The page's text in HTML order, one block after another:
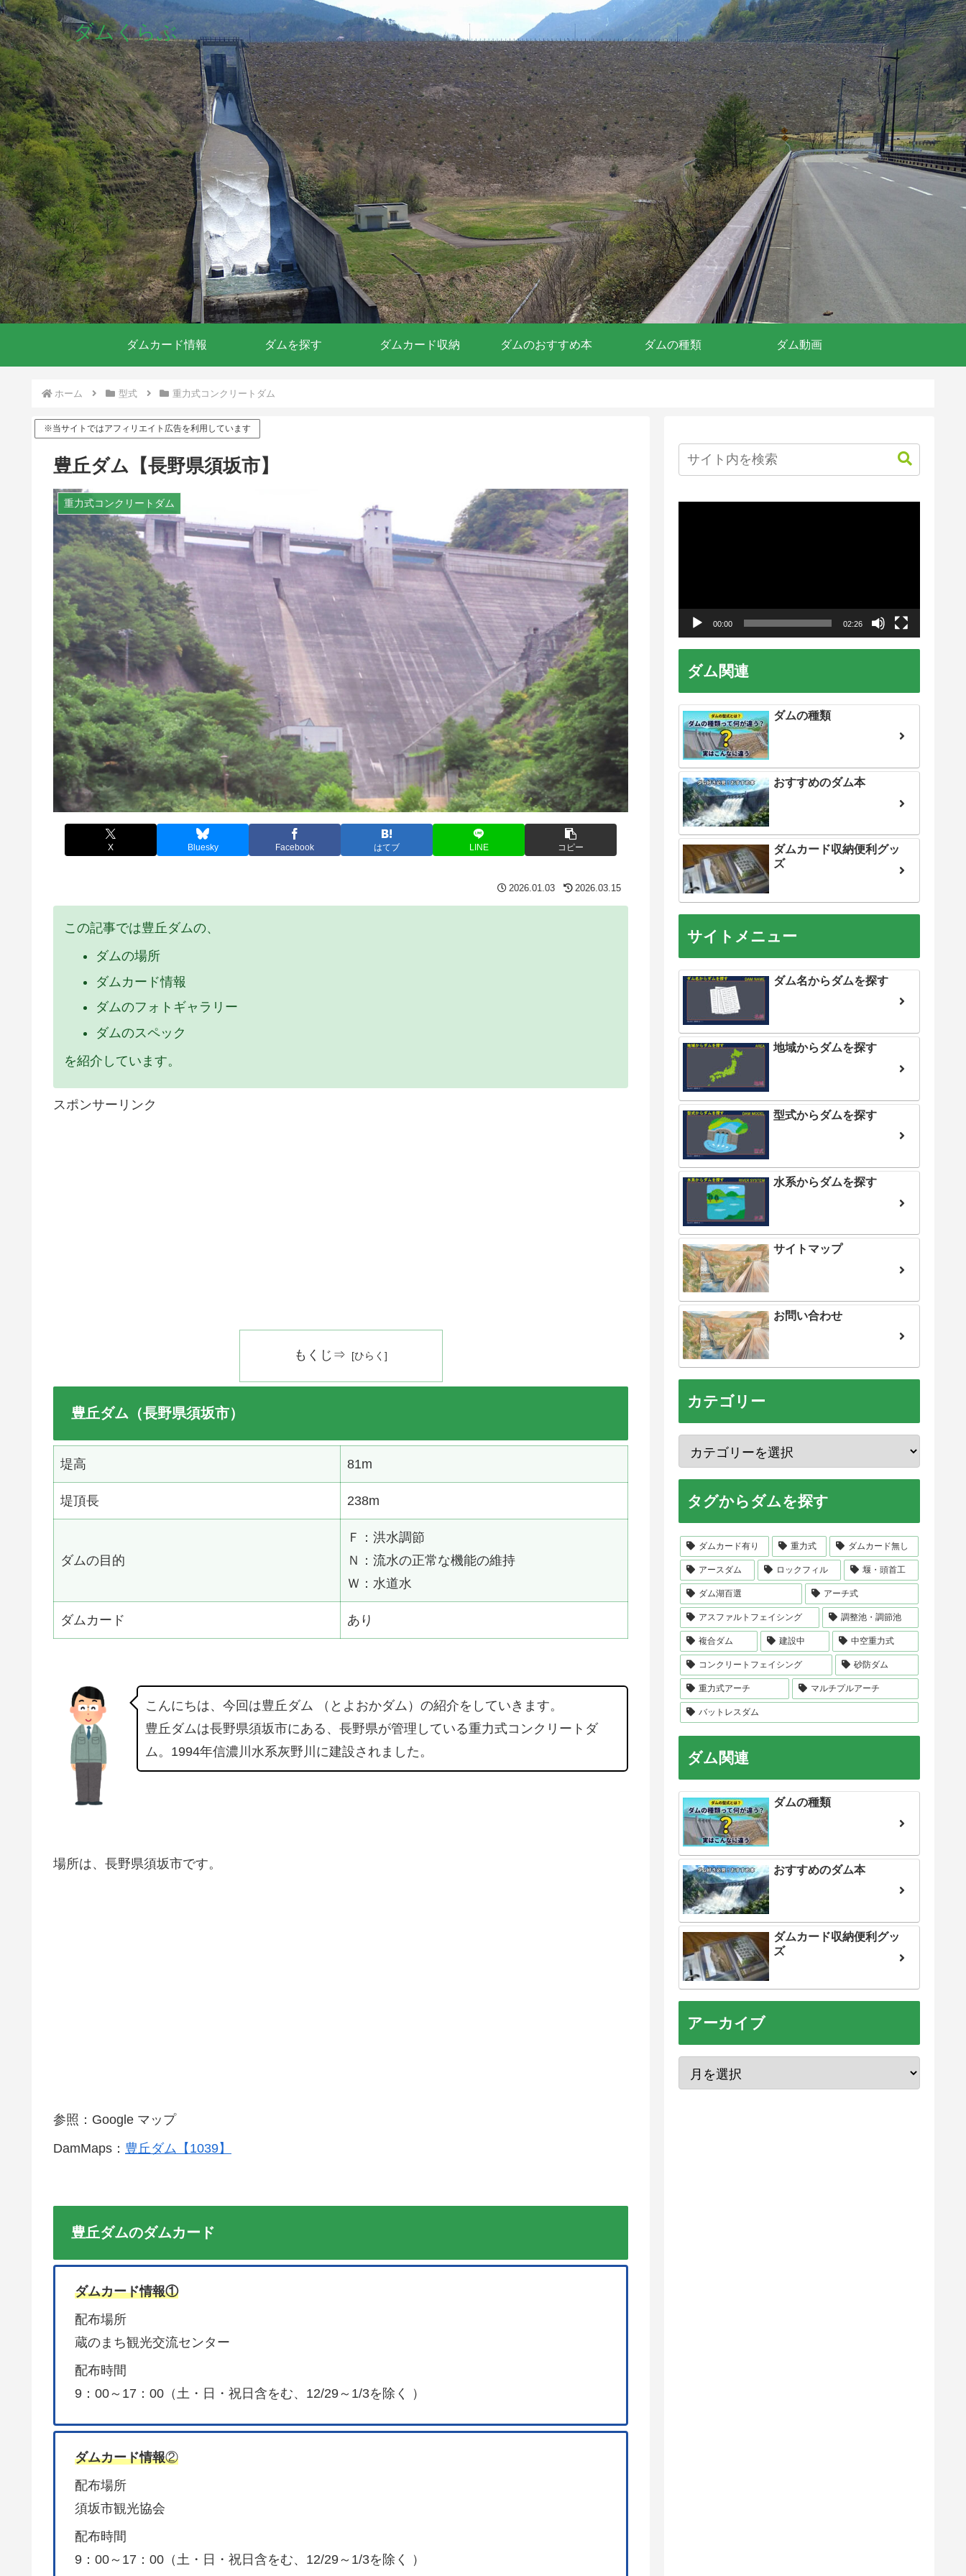
ダムくらぶ
ダムカード情報 ダムを探す ダムカード収納 ダムのおすすめ本 ダムの種類 ダム動画
ホーム 型式 重力式コンクリートダム
※当サイトではアフィリエイト広告を利用しています
豊丘ダム【長野県須坂市】
重力式コンクリートダム
X Bluesky Facebook はてブ LINE コピー
2026.01.03 2026.03.15
この記事では豊丘ダムの、
ダムの場所
ダムカード情報
ダムのフォトギャラリー
ダムのスペック
を紹介しています。
スポンサーリンク
もくじ⇒
豊丘ダム（長野県須坂市）
堤高 81m
堤頂長 238m
ダムの目的
Ｆ：洪水調節
Ｎ：流水の正常な機能の維持
Ｗ：水道水
ダムカード あり
こんにちは、今回は豊丘ダム （とよおかダム）の紹介をしていきます。
豊丘ダムは長野県須坂市にある、長野県が管理している重力式コンクリートダ
ム。1994年信濃川水系灰野川に建設されました。
場所は、長野県須坂市です。
参照：Google マップ
DamMaps： 豊丘ダム【1039】
豊丘ダムのダムカード
ダムカード情報①
配布場所
蔵のまち観光交流センター
配布時間
9：00～17：00（土・日・祝日含をむ、12/29～1/3を除く ）
ダムカード情報②
配布場所
須坂市観光協会
配布時間
9：00～17：00（土・日・祝日含をむ、12/29～1/3を除く ）
ー
00:00 02:26
ダム関連
ダムの種類
おすすめのダム本
ダムカード収納便利グッ
ズ
サイトメニュー
ダム名からダムを探す
地域からダムを探す
型式からダムを探す
水系からダムを探す
サイトマップ
お問い合わせ
カテゴリー
タグからダムを探す
ダムカード有り 重力式 ダムカード無し
アースダム ロックフィル 堰・頭首工
ダム湖百選 アーチ式
アスファルトフェイシング 調整池・調節池
複合ダム 建設中 中空重力式
コンクリートフェイシング 砂防ダム
重力式アーチ マルチプルアーチ
バットレスダム
ダム関連
ダムの種類
おすすめのダム本
ダムカード収納便利グッ
ズ
アーカイブ